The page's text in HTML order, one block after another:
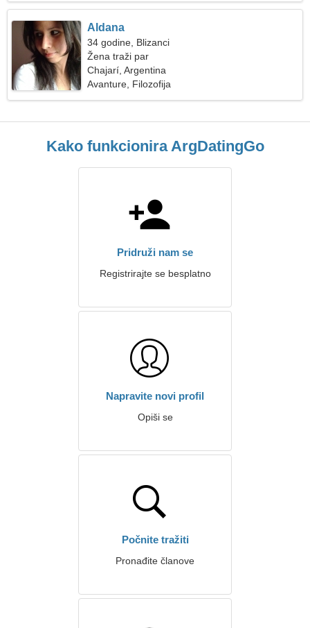
Aldana
34 godine, Blizanci
Žena traži par
Chajarí, Argentina
Avanture, Filozofija
Kako funkcionira ArgDatingGo
Pridruži nam se
Registrirajte se besplatno
Napravite novi profil
Opiši se
Počnite tražiti
Pronađite članove